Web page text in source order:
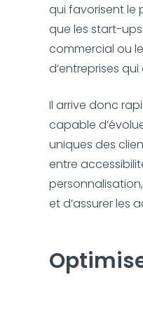
qui favorisent le
que les start-
commercial ou
d’entreprises
Il arrive donc
capable
uniques des
entre
et d’assurer les